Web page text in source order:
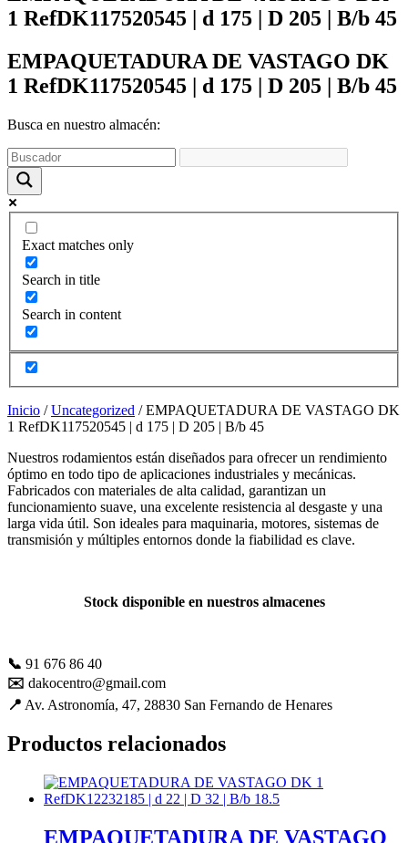
1 RefDK117520545 | d 175 | D 205 | B/b 45
EMPAQUETADURA DE VASTAGO DK
1 RefDK117520545 | d 175 | D 205 | B/b 45
Busca en nuestro almacén:
Exact matches only
Search in title
Search in content
Inicio /Uncategorized / EMPAQUETADURA DE VASTAGO DK
1 RefDK117520545 | d 175 | D 205 | B/b 45
Nuestros rodamientos están diseñados para ofrecer un rendimiento
óptimo en todo tipo de aplicaciones industriales y mecánicas.
Fabricados con materiales de alta calidad, garantizan un
funcionamiento suave, una excelente resistencia al desgaste y una
larga vida útil. Son ideales para maquinaria, motores, sistemas de
transmisión y múltiples entornos donde la fiabilidad es clave.
Stock disponible en nuestros almacenes
📞 91 676 86 40
✉️ dakocentro@gmail.com
📍 Av. Astronomía, 47, 28830 San Fernando de Henares
Productos relacionados
EMPAQUETADURA DE VASTAGO
son
necesarias
para que
puedas
acceder a
nuestro
Estadísticas
Para que
podamos
mejorar la
funcionalidad
y estructura
de la web,
utilizaremos
las
estadísticas
de uso en la
web. Así
interesa más
de lo que
ofrecemos y
cómo poder
mejorar con
tu ayuda.
Experiencia
mejor posible
durante tu
visita. Es una
guía para
disfrutar del
nuestra página.
Si rechaza estas
algunas